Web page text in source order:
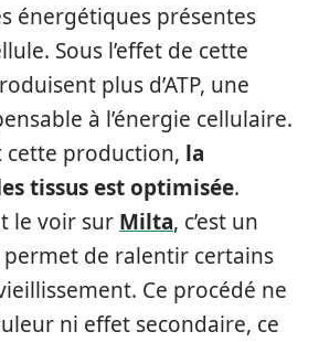
énergétiques présentes
Sous l’effet de cette
plus d’ATP, une
à l’énergie cellulaire.
cette production, la
tissus est optimisée.
le voir sur Milta, c’est un
de ralentir certains
Ce procédé ne
ni effet secondaire, ce